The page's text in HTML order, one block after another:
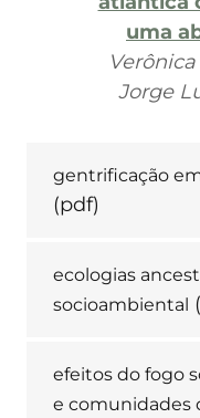
uma
Jorge
gentrificação
(pdf)
ecologias
socioambiental
efeitos do fogo
e comunidades